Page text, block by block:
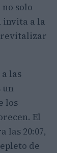
solo
invita a la
revitalizar
las
un
los
El
las 20:07,
de